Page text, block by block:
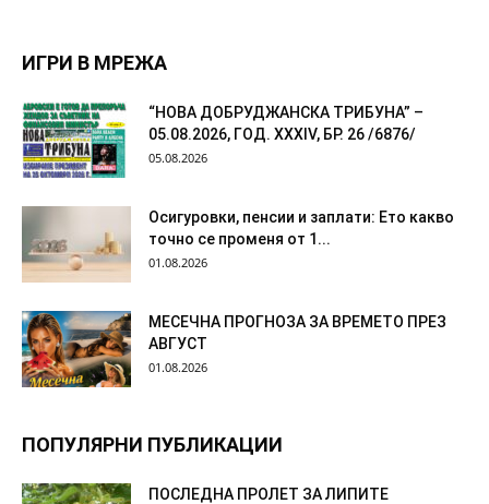
ИГРИ В МРЕЖА
“НОВА ДОБРУДЖАНСКА ТРИБУНА” –
05.08.2026, ГОД. XXХIV, БР. 26 /6876/
05.08.2026
Осигуровки, пенсии и заплати: Ето какво
точно се променя от 1...
01.08.2026
МЕСЕЧНА ПРОГНОЗА ЗА ВРЕМЕТО ПРЕЗ
АВГУСТ
01.08.2026
ПОПУЛЯРНИ ПУБЛИКАЦИИ
ПОСЛЕДНА ПРОЛЕТ ЗА ЛИПИТЕ